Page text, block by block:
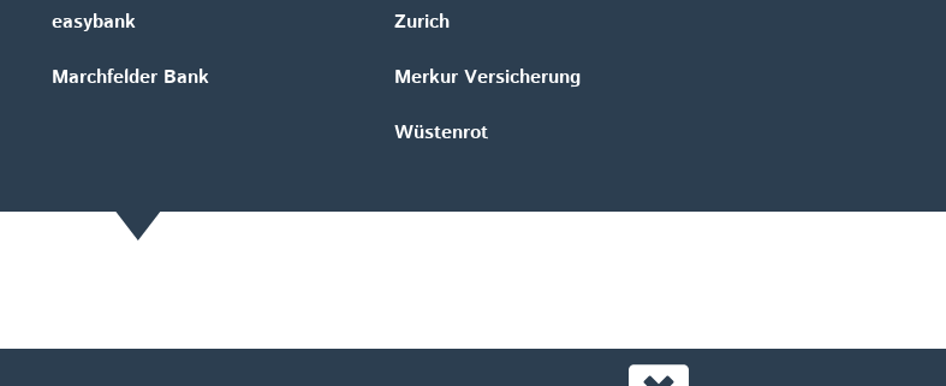
easybank
Marchfelder Bank
Zurich
Merkur Versicherung
Wüstenrot